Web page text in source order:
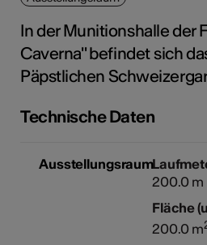
In der Munitionshalle der
Caverna" befindet sich
Päpstlichen
Technische Daten
Ausstellungsraum
200.0 m
Fläche
200.0 m